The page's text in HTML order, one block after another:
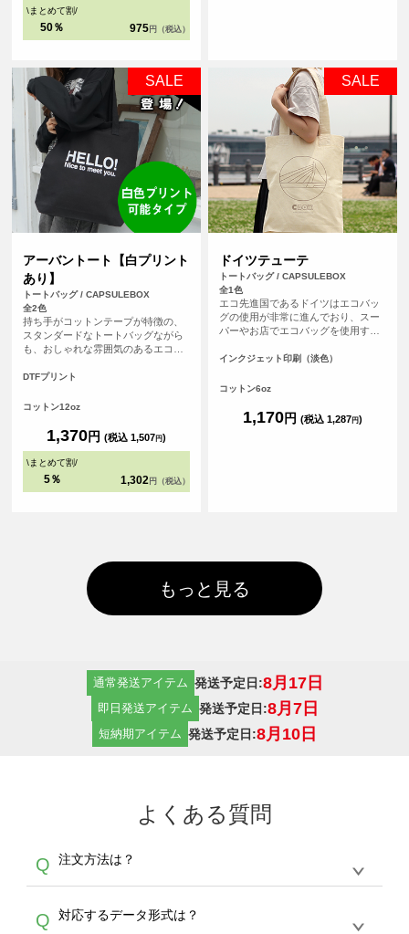
\まとめて割/
50％ 975 円（税込）
SALE
アーバントート【白プリント
あり】
トートバッグ / CAPSULEBOX
全2色
持ち手がコットンテープが特徴の、
スタンダードなトートバッグながら
も、おしゃれな雰囲気のあるエコバ
余裕をもってかけることが可能で
で、普段のメインバッグとしても使
のため、常備在庫しています）
DTFプリント
コットン12oz
1,370円 (税込 1,507円)
\まとめて割/
5％ 1,302 円（税込）
SALE
ドイツテューテ
トートバッグ / CAPSULEBOX
全1色
エコ先進国であるドイツはエコバッ
グの使用が非常に進んでおり、スー
パーやお店でエコバッグを使用する
ラーなおしゃれなエコバッグと同じ
ーテ」にオリジナルプリントをしよ
かけても負担が少ない。見た目がと
ってもかわいいエコバッグです（※
インクジェット印刷（淡色）
コットン6oz
1,170円 (税込 1,287円)
もっと見る
通常発送アイテム 発送予定日:8月17日
即日発送アイテム 発送予定日:8月7日
短納期アイテム 発送予定日:8月10日
よくある質問
Q 注文方法は？
A
生産にて承っております。デザインツールから
Q 対応するデータ形式は？